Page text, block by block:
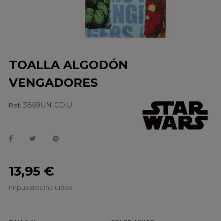
TOALLA ALGODÓN
VENGADORES
Ref. 3869UNICO.U
13,95 €
Impuestos incluidos